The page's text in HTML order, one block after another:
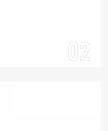
02